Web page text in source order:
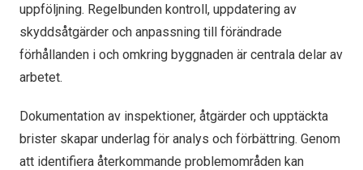
uppföljning. Regelbunden kontroll, uppdatering av
skyddsåtgärder och anpassning till förändrade
förhållanden i och omkring byggnaden är centrala delar av
arbetet.
Dokumentation av inspektioner, åtgärder och upptäckta
brister skapar underlag för analys och förbättring. Genom
att identifiera återkommande problemområden kan